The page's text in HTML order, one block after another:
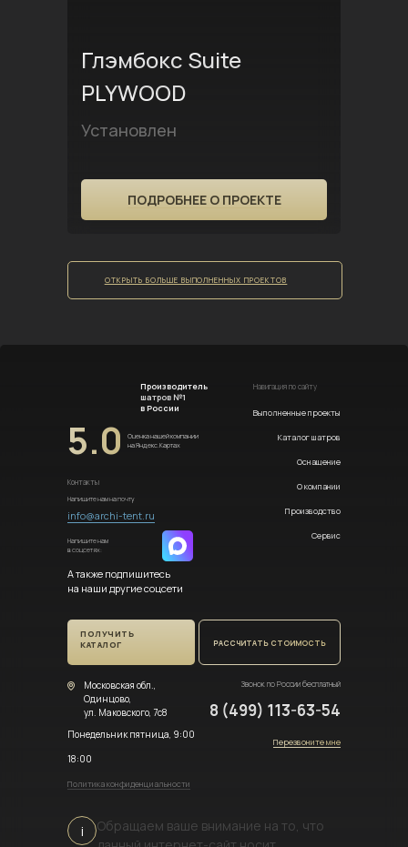
Глэмбокс Suite
PLYWOOD
Установлен
ПОДРОБНЕЕ О ПРОЕКТЕ
ОТКРЫТЬ БОЛЬШЕ ВЫПОЛНЕННЫХ ПРОЕКТОВ
Производитель
шатров №1
в России
5.0
Оценка нашей компании
на Яндекс.Картах
Контакты
Напишите нам на почту
info@archi-tent.ru
Напишите нам
в соцсетях:
А также подпишитесь
на наши другие соцсети
Навигация по сайту
Выполненные проекты
Каталог шатров
Оснащение
О компании
Производство
Сервис
ПОЛУЧИТЬ
КАТАЛОГ
РАССЧИТАТЬ СТОИМОСТЬ
Московская обл.,
Одинцово,
ул. Маковского, 7с8
Понедельник пятница, 9:00
18:00
Политика конфиденциальности
Звонок по России бесплатный
8 (499) 113-63-54
Перезвоните мне
i
Обращаем ваше внимание на то, что